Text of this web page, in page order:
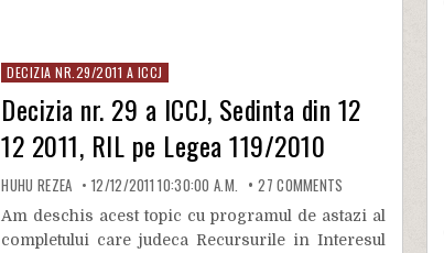
DECIZIA NR.29/2011 A ICCJ
Decizia nr. 29 a ICCJ, Sedinta din 12
12 2011, RIL pe Legea 119/2010
HUHU REZEA 12/12/2011 10:30:00 A.M. 27 COMMENTS
Am deschis acest topic cu programul de astazi al
completului care judeca Recursurile in Interesul